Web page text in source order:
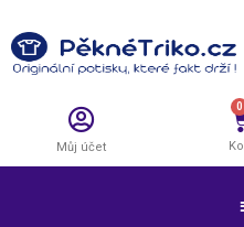
Můj účet
0